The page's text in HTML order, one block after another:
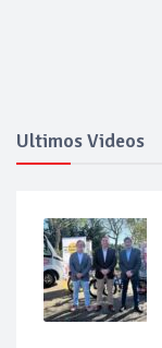
Ultimos Videos